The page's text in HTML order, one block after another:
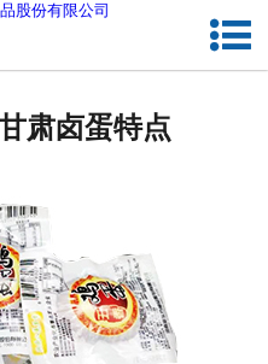
关于新东方
加入新东方
肃卤蛋特点